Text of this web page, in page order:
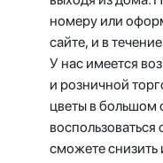
номеру или
сайте, и в
У нас имеется
и розничной
цветы в большом
сможете снизить